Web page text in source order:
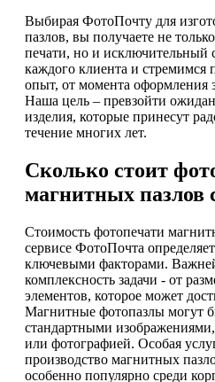
Выбирая ФотоПочту для
пазлов, вы получаете не
печати, но и
каждого клиента и стремимся
опыт, от момента оформления
Наша цель – превзойти
изделия, которые принесут
течение многих лет.
Сколько стоит
магнитных пазлов
Стоимость фотопечати
сервисе ФотоПочта
ключевыми факторами.
комплексность задачи - от
элементов, которое может
Магнитные фотопазлы могут
стандартными
или фотографией. Особая
производство магнитных
особенно популярно среди